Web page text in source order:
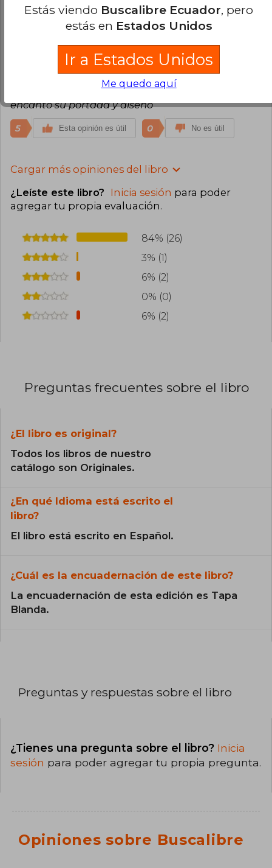
Esta opinión es útil 0 No es útil
María Alvarado
Septiembre, 2022
Compra Verificada
El libro llegó en perfectas condiciones, y me
encantó su portada y diseño
5 Esta opinión es útil 0 No es útil
Cargar más opiniones del libro
¿Leíste este libro? Inicia sesión para poder
agregar tu propia evaluación.
84% (26)
3% (1)
6% (2)
0% (0)
6% (2)
Preguntas frecuentes sobre el libro
¿El libro es original?
Todos los libros de nuestro
catálogo son Originales.
¿En qué Idioma está escrito el
libro?
El libro está escrito en Español.
¿Cuál es la encuadernación de este libro?
La encuadernación de esta edición es Tapa
Blanda.
Preguntas y respuestas sobre el libro
¿Tienes una pregunta sobre el libro? Inicia
sesión para poder agregar tu propia pregunta.
Opiniones sobre Buscalibre
Estás viendo Buscalibre Ecuador, pero
estás en Estados Unidos
Ir a Estados Unidos
Me quedo aquí